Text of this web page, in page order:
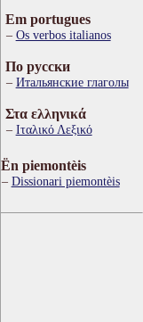
Em portugues
Os verbos italianos
По русски
Итальянские глаголы
Στα ελληνικά
Ιταλικό Λεξικό
Ën piemontèis
Dissionari piemontèis